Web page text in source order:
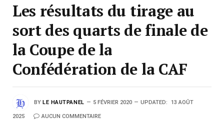
Les résultats du tirage au
sort des quarts de finale de
la Coupe de la
Confédération de la CAF
BY LE HAUTPANEL 5 FÉVRIER 2020 UPDATED: 13 AOÛT
2025 AUCUN COMMENTAIRE